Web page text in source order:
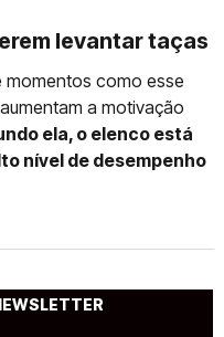
levantar taças
momentos como esse
a motivação
ela, o elenco está
nível de desempenho